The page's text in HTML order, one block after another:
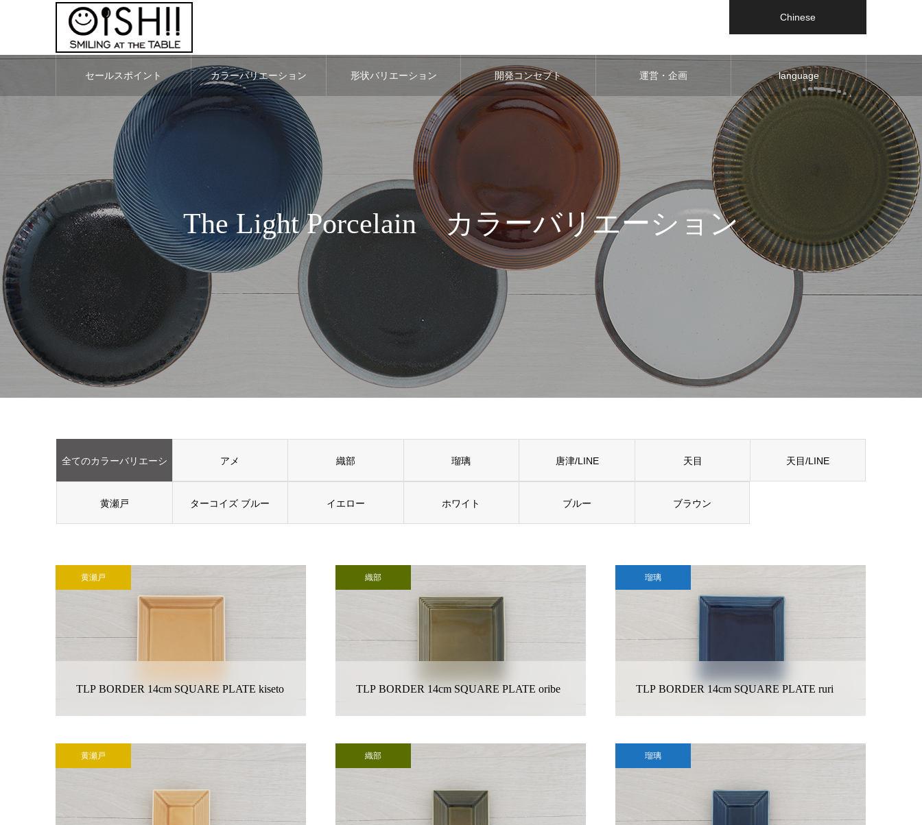
Chinese
セールスポイント カラーバリエーション 形状バリエーション 開発コンセプト 運営・企画 language
The Light Porcelain カラーバリエーション
全てのカラーバリエーシ
ョン
アメ 織部 瑠璃 唐津/LINE 天目 天目/LINE
黄瀬戸 ターコイズ ブルー イエロー ホワイト ブルー ブラウン
黄瀬戸
TLP BORDER 14cm SQUARE PLATE kiseto
織部
TLP BORDER 14cm SQUARE PLATE oribe
瑠璃
TLP BORDER 14cm SQUARE PLATE ruri
黄瀬戸 織部 瑠璃